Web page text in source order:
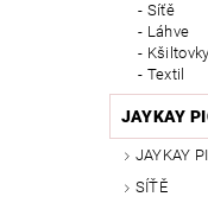
Síťě
Láhve
Kšiltovky
Textil
JAYKAY
JAYKAY
SÍŤĚ